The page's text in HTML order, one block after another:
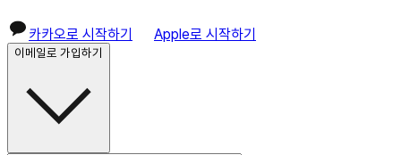
카카오로 시작하기 Apple로 시작하기
이메일로 가입하기